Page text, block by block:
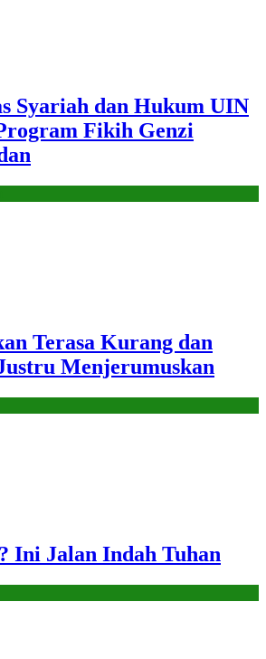
Syariah dan Hukum UIN
Fikih Genzi
Terasa Kurang dan
Menjerumuskan
Ini Jalan Indah Tuhan